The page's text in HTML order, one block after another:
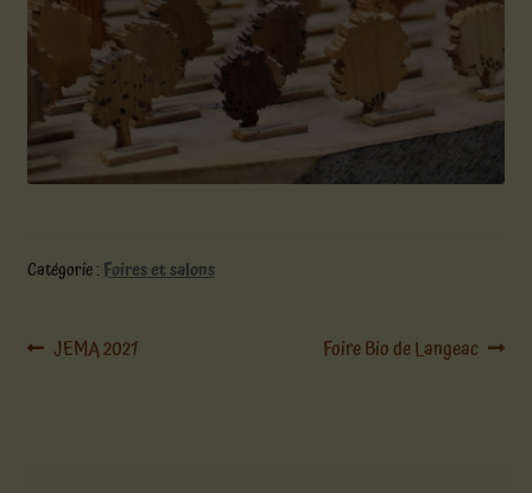
Catégorie : Foires et salons
Navigation
Article
JEMA 2021
Article
Foire Bio de Langeac